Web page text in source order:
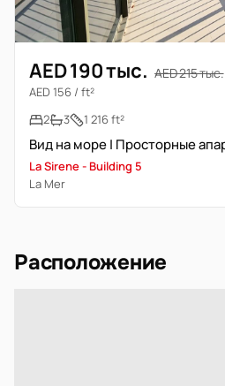
AED 190 тыс. AED 215 тыс.
AED 156 / ft²
2
3 1 216 ft²
La Sirene - Building 5
La Mer
Расположение